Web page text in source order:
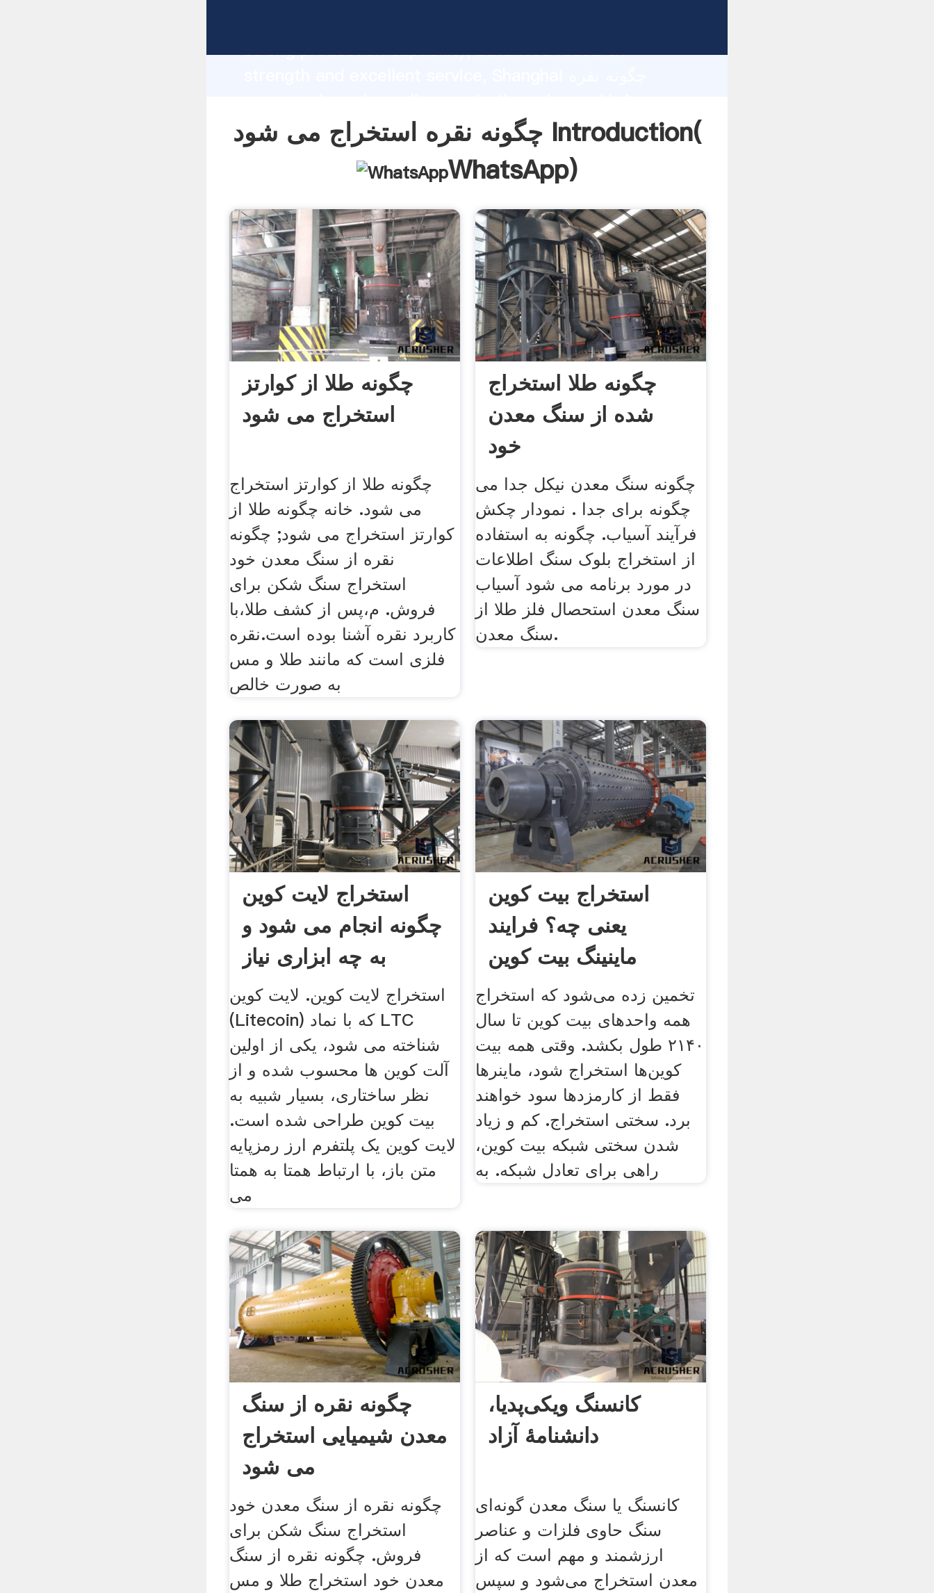
strong production capability, advanced research
values to all of customers.
چگونه نقره استخراج می شود Introduction(
WhatsApp)
چگونه طلا از کوارتز
استخراج می شود
چگونه طلا از کوارتز استخراج
می شود. خانه چگونه طلا از
کوارتز استخراج می شود; چگونه
نقره از سنگ معدن خود
استخراج سنگ شکن برای
فروش. م،پس از کشف طلا،با
کاربرد نقره آشنا بوده است.نقره
فلزی است که مانند طلا و مس
به صورت خالص
چگونه طلا استخراج
شده از سنگ معدن
خود
چگونه سنگ معدن نیکل جدا می
چگونه برای جدا . نمودار چکش
فرآیند آسیاب. چگونه به استفاده
از استخراج بلوک سنگ اطلاعات
در مورد برنامه می شود آسیاب
سنگ معدن استحصال فلز طلا از
سنگ معدن.
استخراج لایت کوین
چگونه انجام می شود و
به چه ابزاری نیاز
استخراج لایت کوین. لایت کوین
(Litecoin) که با نماد LTC
شناخته می شود، یکی از اولین
آلت کوین ها محسوب شده و از
نظر ساختاری، بسیار شبیه به
بیت کوین طراحی شده است.
لایت کوین یک پلتفرم ارز رمزپایه
متن باز، با ارتباط همتا به همتا
می
استخراج بیت کوین
یعنی چه؟ فرایند
ماینینگ بیت کوین
چگونه
تخمین زده می‌شود که استخراج
همه واحدهای بیت کوین تا سال
۲۱۴۰ طول بکشد. وقتی همه بیت
کوین‌ها استخراج شود، ماینرها
فقط از کارمزدها سود خواهند
برد. سختی استخراج. کم و زیاد
شدن سختی شبکه بیت کوین،
راهی برای تعادل شبکه. به
چگونه نقره از سنگ
معدن شیمیایی استخراج
می شود
چگونه نقره از سنگ معدن خود
استخراج سنگ شکن برای
فروش. چگونه نقره از سنگ
معدن خود استخراج طلا و مس
کانسنگ ویکی‌پدیا،
دانشنامهٔ آزاد
کانسنگ یا سنگ معدن گونه‌ای
سنگ حاوی فلزات و عناصر
ارزشمند و مهم است که از
معدن استخراج می‌شود و سپس